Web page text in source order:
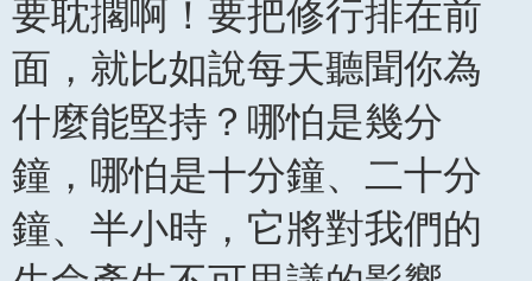
要耽擱啊！要把修行排在前
面，就比如說每天聽聞你為
什麼能堅持？哪怕是幾分
鐘，哪怕是十分鐘、二十分
鐘、半小時，它將對我們的